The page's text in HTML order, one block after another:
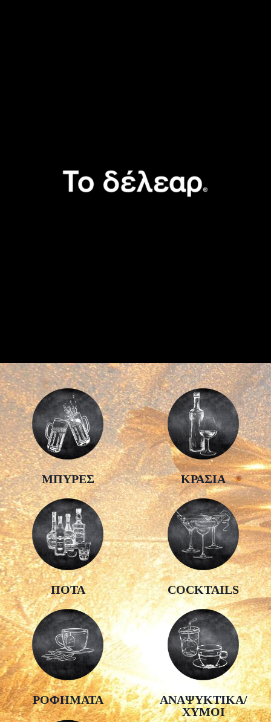
ΜΠΥΡΕΣ
ΠΟΤΑ
ΚΡΑΣΙΑ
COCKTAILS
ΡΟΦΗΜΑΤΑ
ΑΝΑΨΥΚΤΙΚΑ/
ΧΥΜΟΙ